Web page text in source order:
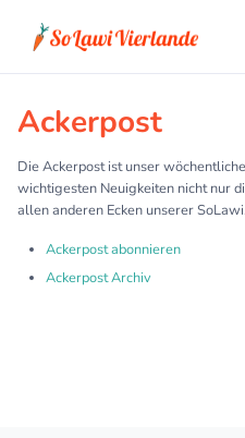
Ackerpost
Die Ackerpost ist unser
wichtigesten Neuigkeiten nicht nur
allen anderen Ecken unserer SoLawi.
Ackerpost abonnieren
Ackerpost Archiv